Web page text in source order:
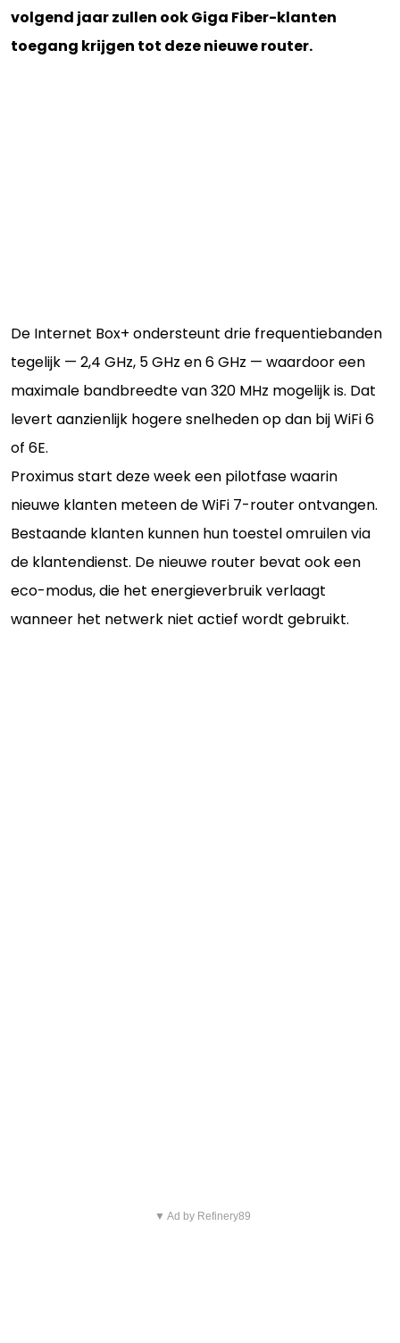
volgend jaar zullen ook Giga Fiber-klanten
toegang krijgen tot deze nieuwe router.
De Internet Box+ ondersteunt drie frequentiebanden
tegelijk — 2,4 GHz, 5 GHz en 6 GHz — waardoor een
maximale bandbreedte van 320 MHz mogelijk is. Dat
levert aanzienlijk hogere snelheden op dan bij WiFi 6
of 6E.
Proximus start deze week een pilotfase waarin
nieuwe klanten meteen de WiFi 7-router ontvangen.
Bestaande klanten kunnen hun toestel omruilen via
de klantendienst. De nieuwe router bevat ook een
eco-modus, die het energieverbruik verlaagt
wanneer het netwerk niet actief wordt gebruikt.
▼ Ad by Refinery89